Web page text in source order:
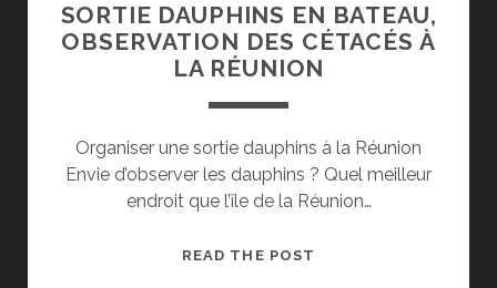
SORTIE DAUPHINS EN BATEAU,
OBSERVATION DES CÉTACÉS À
LA RÉUNION
Organiser une sortie dauphins à la Réunion
Envie d’observer les dauphins ? Quel meilleur
endroit que l’île de la Réunion…
READ THE POST